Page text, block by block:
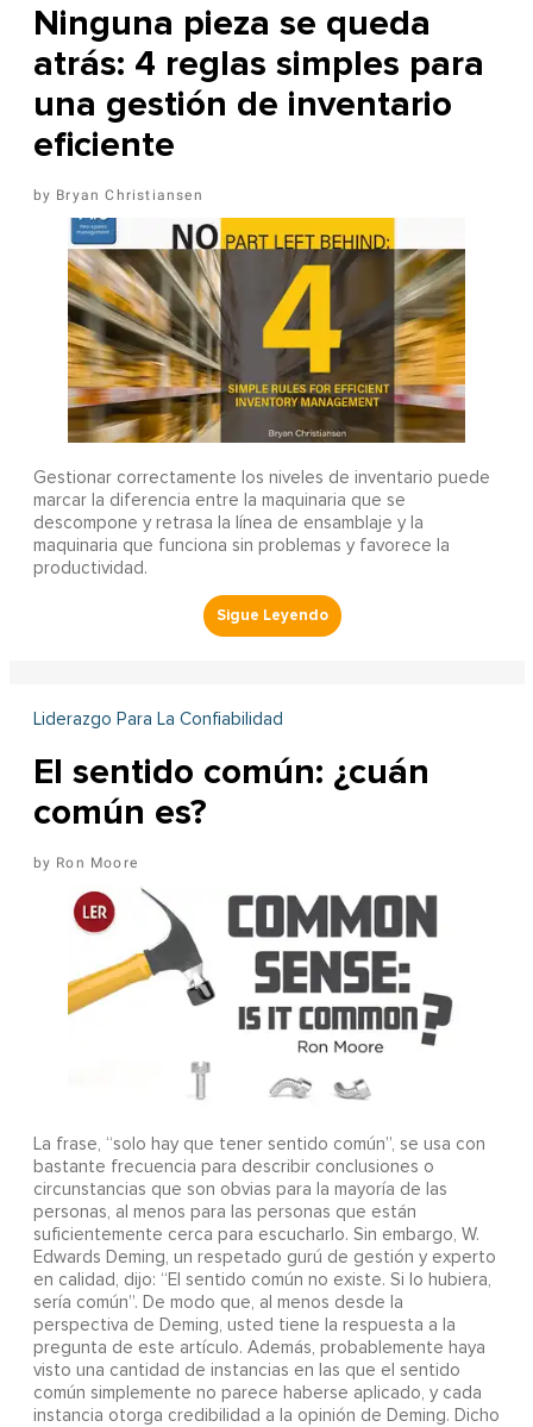
Ninguna pieza se queda
atrás: 4 reglas simples para
una gestión de inventario
eficiente
Bryan Christiansen
Gestionar correctamente los niveles de inventario puede
marcar la diferencia entre la maquinaria que se
descompone y retrasa la línea de ensamblaje y la
maquinaria que funciona sin problemas y favorece la
productividad.
Liderazgo Para La Confiabilidad
El sentido común: ¿cuán
común es?
Ron Moore
La frase, “solo hay que tener sentido común”, se usa con
bastante frecuencia para describir conclusiones o
circunstancias que son obvias para la mayoría de las
personas, al menos para las personas que están
suficientemente cerca para escucharlo. Sin embargo, W.
Edwards Deming, un respetado gurú de gestión y experto
en calidad, dijo: “El sentido común no existe. Si lo hubiera,
sería común”. De modo que, al menos desde la
perspectiva de Deming, usted tiene la respuesta a la
pregunta de este artículo. Además, probablemente haya
visto una cantidad de instancias en las que el sentido
común simplemente no parece haberse aplicado, y cada
instancia otorga credibilidad a la opinión de Deming. Dicho